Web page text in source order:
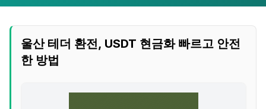
울산 테더 환전, USDT 현금화 빠르고 안전
한 방법